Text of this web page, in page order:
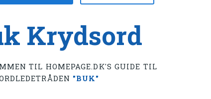
Krydsord
TIL HOMEPAGE.DK'S GUIDE TIL
"BUK"